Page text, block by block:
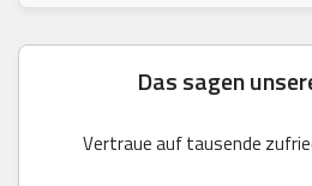
Das sagen
Vertraue auf tausende